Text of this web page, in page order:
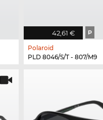
42,61 € P
Polaroid
PLD 8046/S/T - 807/M9